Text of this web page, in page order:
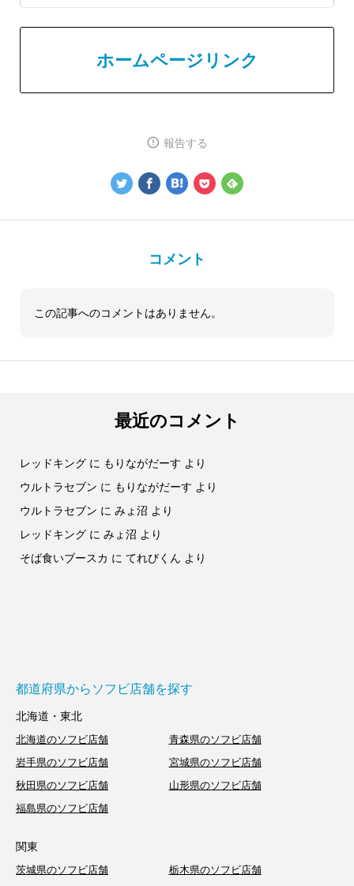
ホームページリンク
報告する
コメント
この記事へのコメントはありません。
最近のコメント
レッドキングに もりながだーす より
ウルトラセブン に もりながだーす より
ウルトラセブン に みょ沼 より
レッドキングに みょ沼 より
そば食いブースカ に てれびくん より
都道府県からソフビ店舗を探す
北海道・東北
北海道のソフビ店舗
青森県のソフビ店舗
岩手県のソフビ店舗
宮城県のソフビ店舗
秋田県のソフビ店舗
山形県のソフビ店舗
福島県のソフビ店舗
関東
茨城県のソフビ店舗
栃木県のソフビ店舗